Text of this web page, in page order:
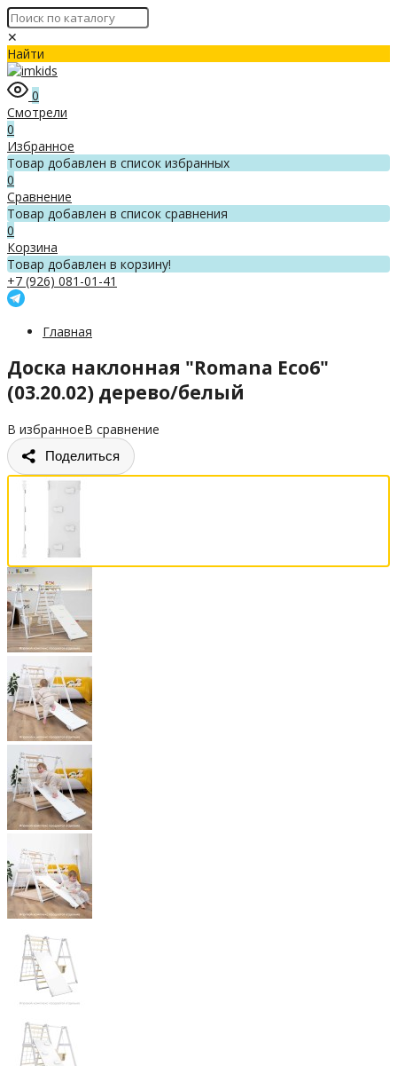
✕
Найти
0
Смотрели
0
Избранное
Товар добавлен в список избранных
0
Сравнение
Товар добавлен в список сравнения
0
Корзина
Товар добавлен в корзину!
+7 (926) 081-01-41
Главная
Доска наклонная "Romana Eco6"
(03.20.02) дерево/белый
В избранноеВ сравнение
Поделиться